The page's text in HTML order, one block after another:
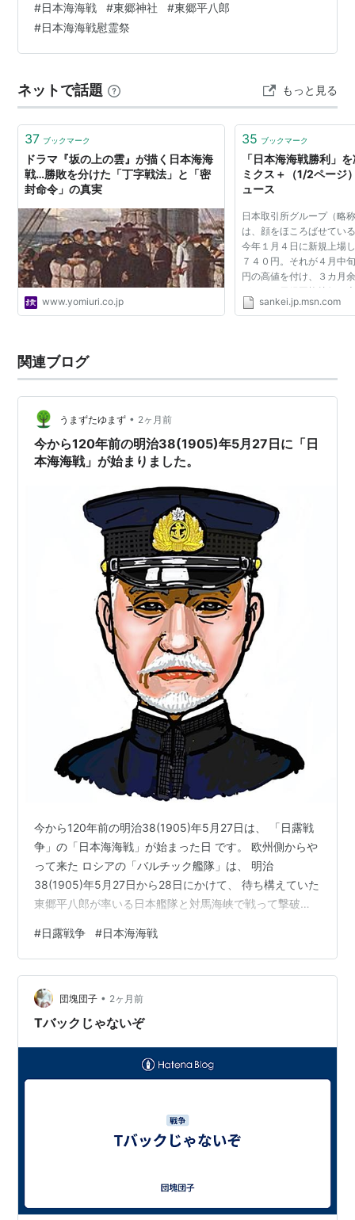
た一人の青年がいました。後にその青年は、「日本海海
戦を後世に伝えたい」と奔走し、1935年（昭和10年）5
月、福岡県福津市に東郷神社を建立します。 1905年（明
（令和8年）5月27日（水）、その東郷神社で行われた
「日本海海戦慰霊祭…
#日本海海戦 #東郷神社 #東郷平八郎
#日本海海戦慰霊祭
ネットで話題 もっと見る
37 ブックマーク
ドラマ『坂の上の雲』が描く日本海海
戦…勝敗を分けた「丁字戦法」と「密
封命令」の真実
www.yomiuri.co.jp
35 ブックマーク
「日本海海戦勝利」
ミクス＋（1/2ページ
ュース
日本取引所グループ（略
は、顔をほころばせてい
今年１月４日に新規上場
７４０円。それが４月中
円の高値を付け、３カ月
がった。日経平均株価の
るグッド・イシュー（成
sankei.jp.msn.com
関連ブログ
うまずたゆまず • 2ヶ月前
今から120年前の明治38(1905)年5月27日に「日
本海海戦」が始まりました。
今から120年前の明治38(1905)年5月27日は、 「日露戦
争」の「日本海海戦」が始まった日 です。 欧州側からや
って来た ロシアの「バルチック艦隊」は、 明治
38(1905)年5月27日から28日にかけて、 待ち構えていた
東郷平八郎が率いる日本艦隊と対馬海峡で戦って撃破さ
of Tsushima：対馬沖海戦） と呼ばれています。 日清戦
争後 日露戦争前夜 「日露戦争」開戦 旅順陥落 日本海海
戦 「バルチック艦隊」の出撃 日本海軍の対応 奉天会戦
「ロシア第一革命」の勃発 敵艦隊ラシキ煤煙見ユ 本日天
気晴朗ナレドモ波高シ 日本海海…
#日露戦争 #日本海海戦
団塊団子 • 2ヶ月前
Tバックじゃないぞ